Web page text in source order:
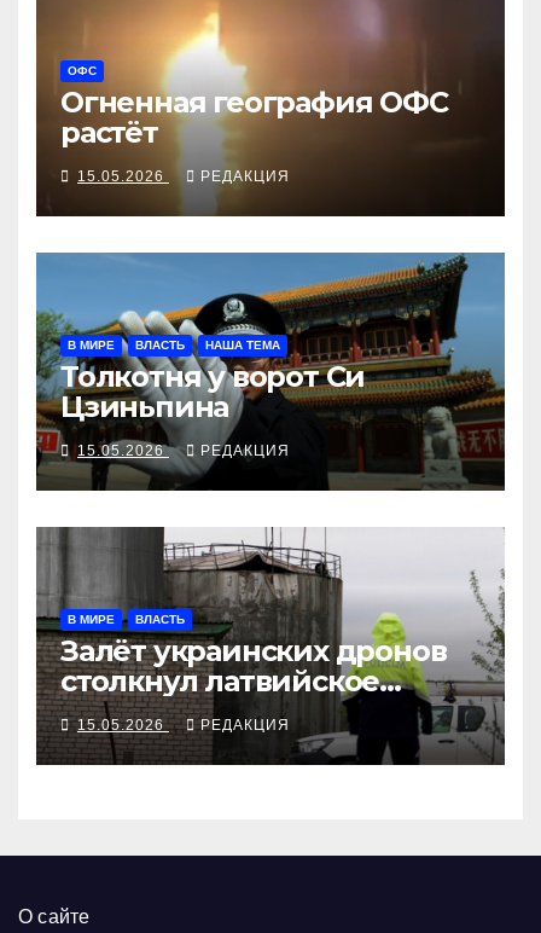
ОФС
Огненная география ОФС
растёт
15.05.2026 РЕДАКЦИЯ
В МИРЕ ВЛАСТЬ НАША ТЕМА
Толкотня у ворот Си
Цзиньпина
15.05.2026 РЕДАКЦИЯ
В МИРЕ ВЛАСТЬ
Залёт украинских дронов
столкнул латвийское
правительство
15.05.2026 РЕДАКЦИЯ
О сайте